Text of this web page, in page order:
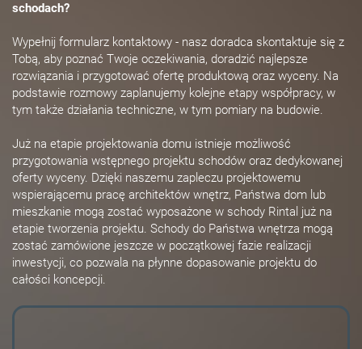
schodach?
Wypełnij formularz kontaktowy - nasz doradca skontaktuje się z
Tobą, aby poznać Twoje oczekiwania, doradzić najlepsze
rozwiązania i przygotować ofertę produktową oraz wyceny. Na
podstawie rozmowy zaplanujemy kolejne etapy współpracy, w
tym także działania techniczne, w tym pomiary na budowie.
Już na etapie projektowania domu istnieje możliwość
przygotowania wstępnego projektu schodów oraz dedykowanej
oferty wyceny. Dzięki naszemu zapleczu projektowemu
wspierającemu pracę architektów wnętrz, Państwa dom lub
mieszkanie mogą zostać wyposażone w schody Rintal już na
etapie tworzenia projektu. Schody do Państwa wnętrza mogą
zostać zamówione jeszcze w początkowej fazie realizacji
inwestycji, co pozwala na płynne dopasowanie projektu do
całości koncepcji.